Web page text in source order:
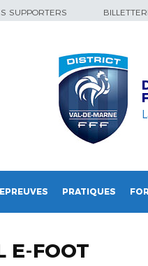
SUPPORTERS
EPREUVES PRATIQUES
E-FOOT